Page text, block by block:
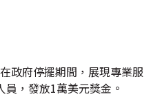
政府停擺期間，展現專業服
，發放1萬美元獎金。